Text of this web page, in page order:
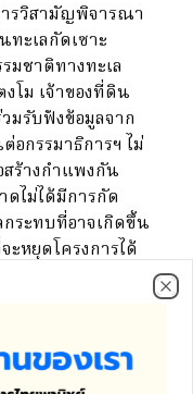
รวิสามัญพิจารณา
ะเลกัดเซาะ
มชาติทางทะเล
โม เจ้าของที่ดิน
มรับฟังข้อมูลจาก
อกรรมาธิการฯ ไม่
ร้างกำแพงกัน
ไม่ได้มีการกัด
ระทบที่อาจเกิดขึ้น
หยุดโครงการได้
งกันการกัดเซาะ
บที่ดินของตนเอง